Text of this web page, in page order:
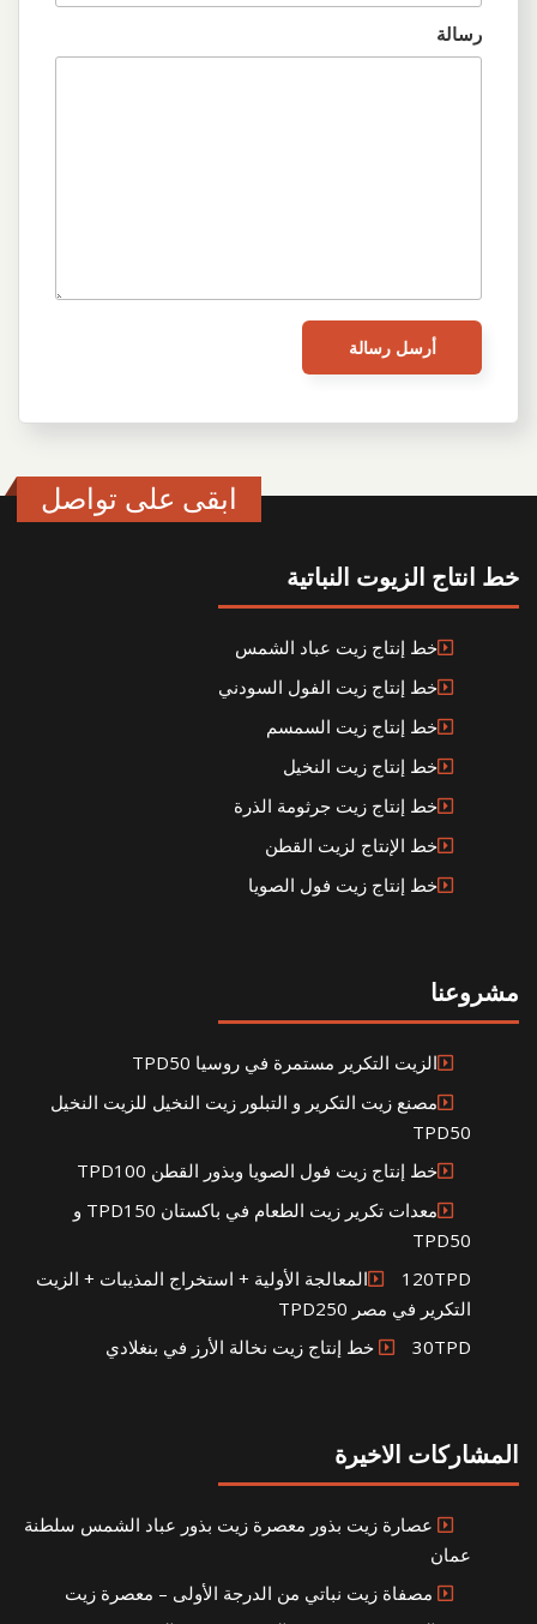
رسالة
ابقى على تواصل
خط انتاج الزيوت النباتية
خط إنتاج زيت عباد الشمس
خط إنتاج زيت الفول السودني
خط إنتاج زيت السمسم
خط إنتاج زيت النخيل
خط إنتاج زيت جرثومة الذرة
خط الإنتاج لزيت القطن
خط إنتاج زيت فول الصويا
مشروعنا
الزيت التكرير مستمرة في روسيا TPD50
مصنع زيت التكرير و التبلور زيت النخيل للزيت النخيل
TPD50
خط إنتاج زيت فول الصويا وبذور القطن TPD100
معدات تكرير زيت الطعام في باكستان TPD150 و
TPD50
120TPDالمعالجة الأولية + استخراج المذيبات + الزيت
التكرير في مصر TPD250
30TPD خط إنتاج زيت نخالة الأرز في بنغلادي
المشاركات الاخيرة
عصارة زيت بذور معصرة زيت بذور عباد الشمس سلطنة
عمان
مصفاة زيت نباتي من الدرجة الأولى – معصرة زيت